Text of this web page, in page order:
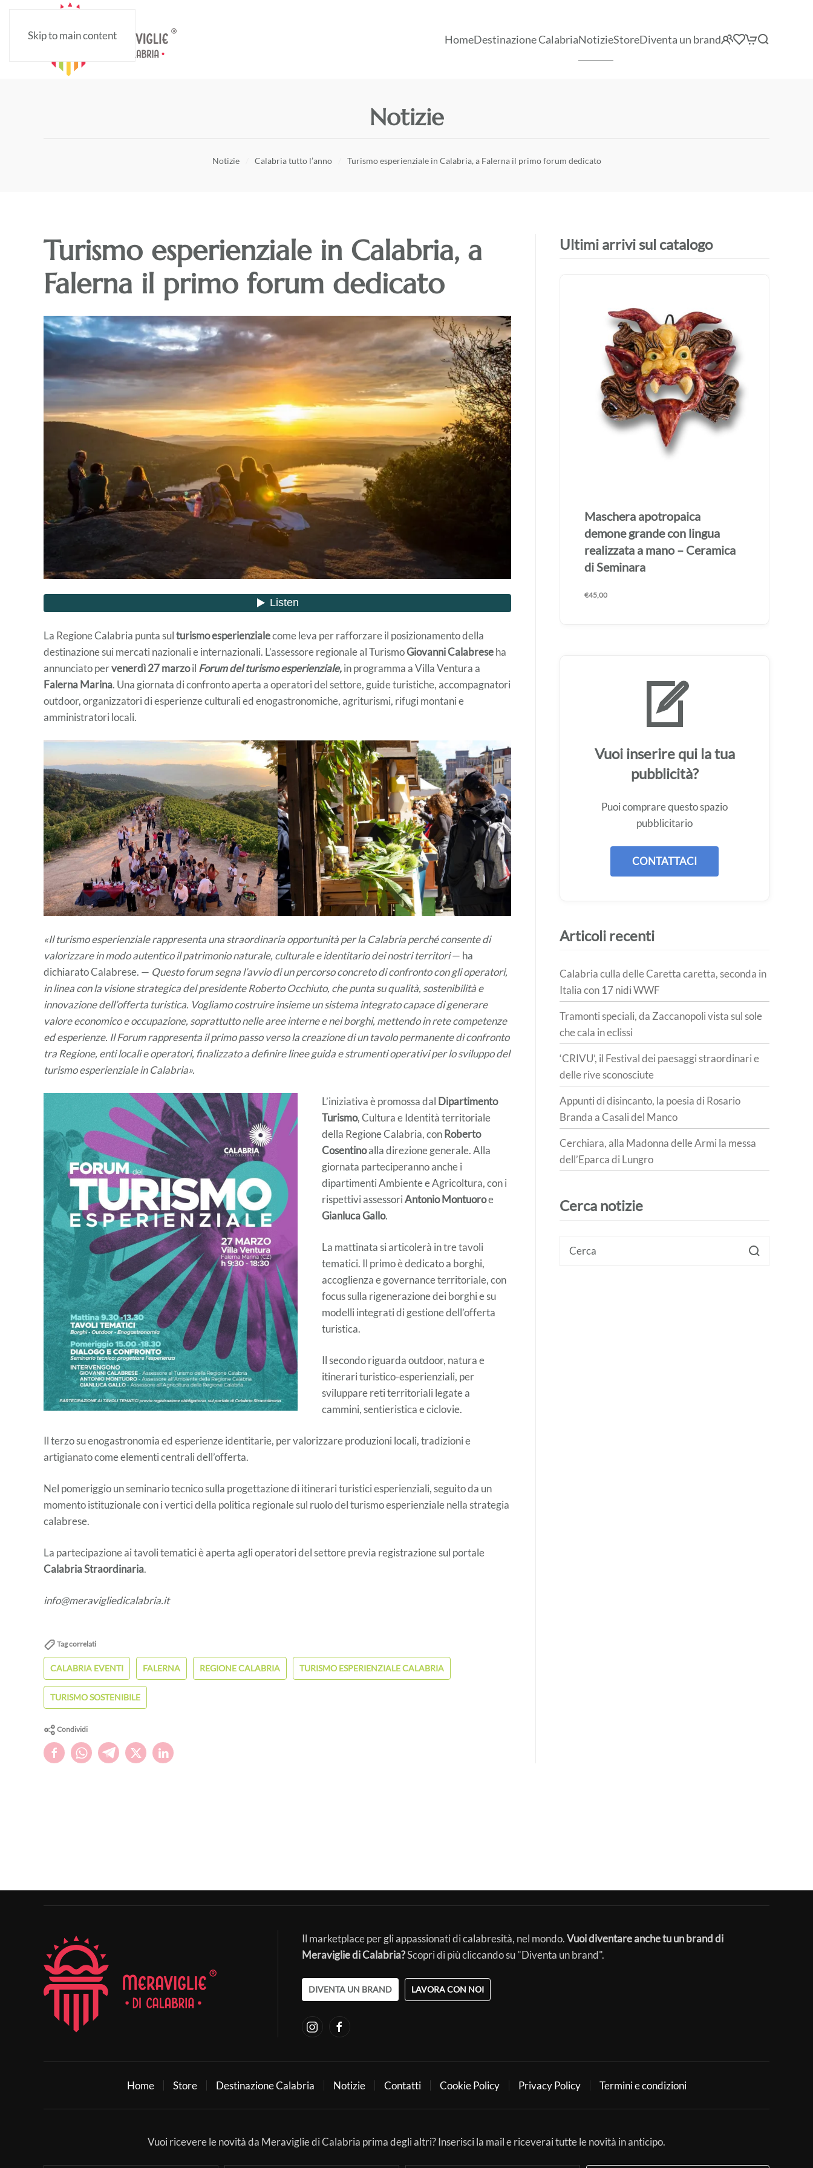
Skip to main content HomeDestinazione CalabriaNotizieStoreDiventa un brand
Notizie
Notizie Calabria tutto l’anno Turismo esperienziale in Calabria, a Falerna il primo forum dedicato
Turismo esperienziale in Calabria, a
Falerna il primo forum dedicato
La Regione Calabria punta sulturismo esperienzialecome leva per rafforzare il posizionamento della
destinazione sui mercati nazionali e internazionali. L’assessore regionale al TurismoGiovanni Calabreseha
annunciato pervenerdì 27 marzoil Forum del turismo esperienziale,in programma a Villa Ventura a
Falerna Marina. Una giornata di confronto aperta a operatori del settore, guide turistiche, accompagnatori
outdoor, organizzatori di esperienze culturali ed enogastronomiche, agriturismi, rifugi montani e
amministratori locali.
«Il turismo esperienziale rappresenta una straordinaria opportunità per la Calabria perché consente di
valorizzare in modo autentico il patrimonio naturale, culturale e identitario dei nostri territori— ha
dichiarato Calabrese. — Questo forum segna l’avvio di un percorso concreto di confronto con gli operatori,
in linea con la visione strategica del presidente Roberto Occhiuto, che punta su qualità, sostenibilità e
innovazione dell’offerta turistica. Vogliamo costruire insieme un sistema integrato capace di generare
valore economico e occupazione, soprattutto nelle aree interne e nei borghi, mettendo in rete competenze
ed esperienze. Il Forum rappresenta il primo passo verso la creazione di un tavolo permanente di confronto
tra Regione, enti locali e operatori, finalizzato a definire linee guida e strumenti operativi per lo sviluppo del
turismo esperienziale in Calabria».
L’iniziativa è promossa dal Dipartimento
Turismo, Cultura e Identità territoriale
della Regione Calabria, con Roberto
Cosentinoalla direzione generale. Alla
giornata parteciperanno anche i
dipartimenti Ambiente e Agricoltura, con i
rispettivi assessoriAntonio Montuoroe
Gianluca Gallo.
La mattinata si articolerà in tre tavoli
tematici. Il primo è dedicato a borghi,
accoglienza e governance territoriale, con
focus sulla rigenerazione dei borghi e su
modelli integrati di gestione dell’offerta
turistica.
Il secondo riguarda outdoor, natura e
itinerari turistico-esperienziali, per
sviluppare reti territoriali legate a
cammini, sentieristica e ciclovie.
Il terzo su enogastronomia ed esperienze identitarie, per valorizzare produzioni locali, tradizioni e
artigianato come elementi centrali dell’offerta.
Nel pomeriggio un seminario tecnico sulla progettazione di itinerari turistici esperienziali, seguito da un
momento istituzionale con i vertici della politica regionale sul ruolo del turismo esperienziale nella strategia
calabrese.
La partecipazione ai tavoli tematici è aperta agli operatori del settore previa registrazione sul portale
Calabria Straordinaria.
info@meravigliedicalabria.it
Tag correlati
CALABRIA EVENTI FALERNA REGIONE CALABRIA TURISMO ESPERIENZIALE CALABRIA
TURISMO SOSTENIBILE
Condividi
Ultimi arrivi sul catalogo
Maschera apotropaica
demone grande con lingua
realizzata a mano – Ceramica
di Seminara
€45,00
Vuoi inserire qui la tua
pubblicità?
Puoi comprare questo spazio
pubblicitario
CONTATTACI
Articoli recenti
Calabria culla delle Caretta caretta, seconda in
Italia con 17 nidi WWF
Tramonti speciali, da Zaccanopoli vista sul sole
che cala in eclissi
‘CRIVU’, il Festival dei paesaggi straordinari e
delle rive sconosciute
Appunti di disincanto, la poesia di Rosario
Branda a Casali del Manco
Cerchiara, alla Madonna delle Armi la messa
dell’Eparca di Lungro
Cerca notizie
Il marketplace per gli appassionati di calabresità, nel mondo.Vuoi diventare anche tu un brand di
Meraviglie di Calabria?Scopri di più cliccando su "Diventa un brand".
DIVENTA UN BRAND LAVORA CON NOI
Home Store Destinazione Calabria Notizie Contatti Cookie Policy Privacy Policy Termini e condizioni
Vuoi ricevere le novità da Meraviglie di Calabria prima degli altri? Inserisci la mail e riceverai tutte le novità in anticipo.